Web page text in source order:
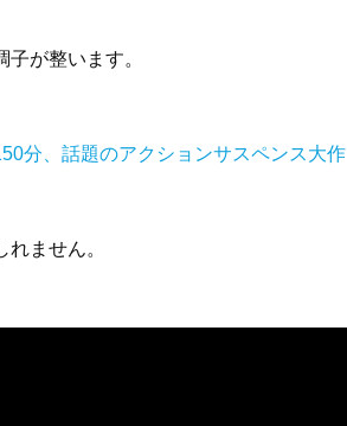
が整います。
分、話題のアクションサスペンス大作
ません。